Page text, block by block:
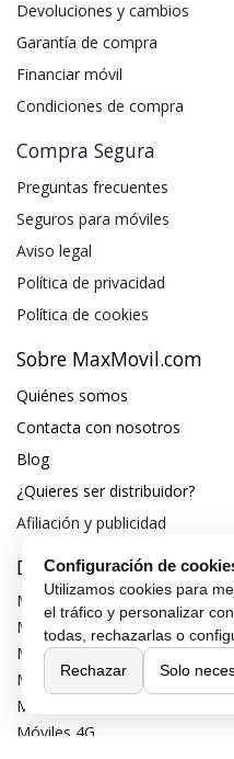
Devoluciones y cambios
Garantía de compra
Financiar móvil
Condiciones de compra
Compra Segura
Preguntas frecuentes
Seguros para móviles
Aviso legal
Política de privacidad
Política de cookies
Sobre MaxMovil.com
Quiénes somos
Contacta con nosotros
Blog
¿Quieres ser distribuidor?
Afiliación y publicidad
Destacados
Móviles de gama alta
Móviles con buena cámara
Móviles sin marcos
Móviles de 6 pulgadas
Móviles todoterreno
Móviles 4G
Configuración de
Utilizamos cookies para
el tráfico y personalizar
todas, rechazarlas o
Rechazar
Solo